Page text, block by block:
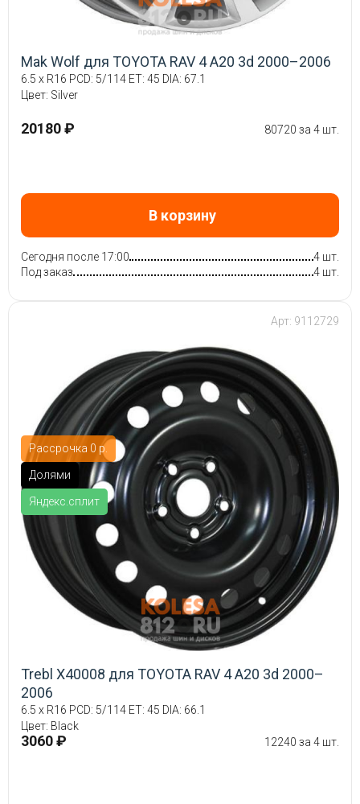
Mak Wolf для TOYOTA RAV 4 A20 3d 2000–2006
6.5 x R16 PCD: 5/114 ET: 45 DIA: 67.1
Цвет: Silver
20180 ₽ 80720 за 4 шт.
В корзину
Сегодня после 17:00
4 шт.
Под заказ
4 шт.
Рассрочка 0 р.
Долями
Яндекс.сплит
Арт: 9112729
Trebl X40008 для TOYOTA RAV 4 A20 3d 2000–
2006
6.5 x R16 PCD: 5/114 ET: 45 DIA: 66.1
Цвет: Black
3060 ₽ 12240 за 4 шт.